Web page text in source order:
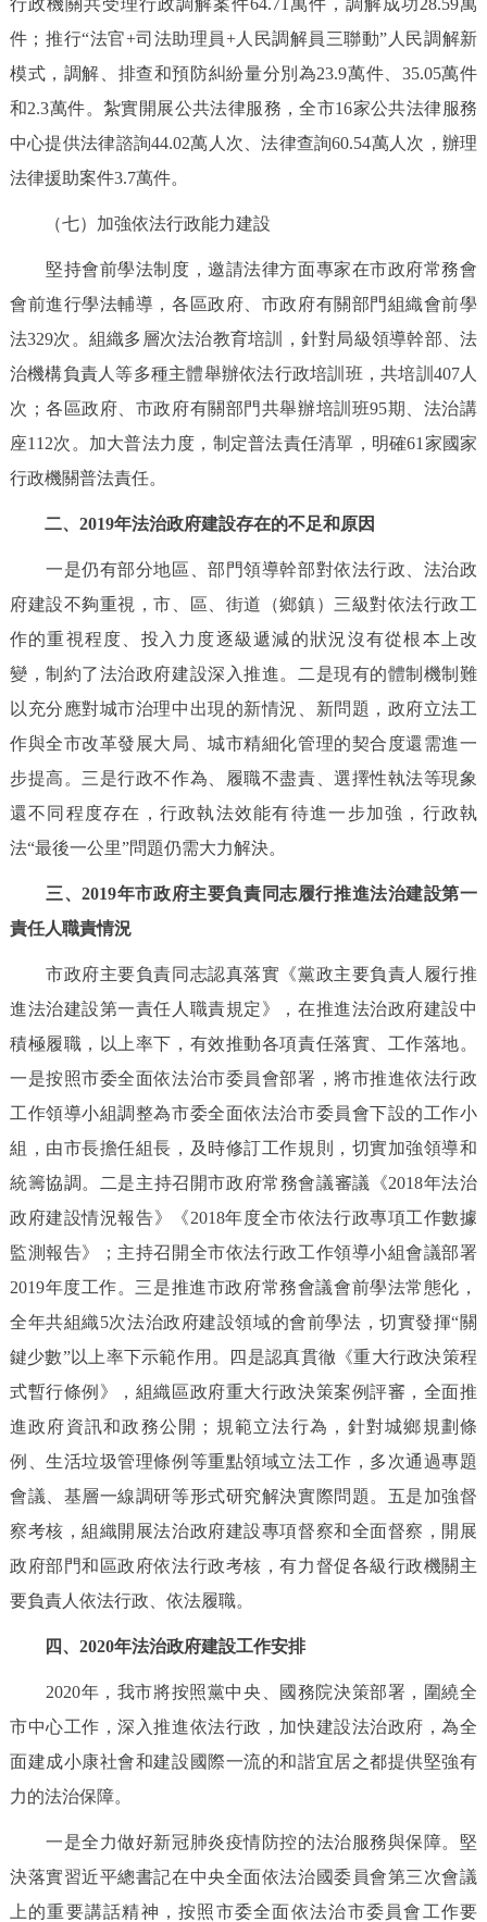
行政機關共受理行政調解案件64.71萬件，調解成功28.59萬
件；推行“法官+司法助理員+人民調解員三聯動”人民調解新
模式，調解、排查和預防糾紛量分別為23.9萬件、35.05萬件
和2.3萬件。紮實開展公共法律服務，全市16家公共法律服務
中心提供法律諮詢44.02萬人次、法律查詢60.54萬人次，辦理
法律援助案件3.7萬件。
（七）加強依法行政能力建設
堅持會前學法制度，邀請法律方面專家在市政府常務會
會前進行學法輔導，各區政府、市政府有關部門組織會前學
法329次。組織多層次法治教育培訓，針對局級領導幹部、法
治機構負責人等多種主體舉辦依法行政培訓班，共培訓407人
次；各區政府、市政府有關部門共舉辦培訓班95期、法治講
座112次。加大普法力度，制定普法責任清單，明確61家國家
行政機關普法責任。
二、2019年法治政府建設存在的不足和原因
一是仍有部分地區、部門領導幹部對依法行政、法治政
府建設不夠重視，市、區、街道（鄉鎮）三級對依法行政工
作的重視程度、投入力度逐級遞減的狀況沒有從根本上改
變，制約了法治政府建設深入推進。二是現有的體制機制難
以充分應對城市治理中出現的新情況、新問題，政府立法工
作與全市改革發展大局、城市精細化管理的契合度還需進一
步提高。三是行政不作為、履職不盡責、選擇性執法等現象
還不同程度存在，行政執法效能有待進一步加強，行政執
法“最後一公里”問題仍需大力解決。
三、2019年市政府主要負責同志履行推進法治建設第一
責任人職責情況
市政府主要負責同志認真落實《黨政主要負責人履行推
進法治建設第一責任人職責規定》，在推進法治政府建設中
積極履職，以上率下，有效推動各項責任落實、工作落地。
一是按照市委全面依法治市委員會部署，將市推進依法行政
工作領導小組調整為市委全面依法治市委員會下設的工作小
組，由市長擔任組長，及時修訂工作規則，切實加強領導和
統籌協調。二是主持召開市政府常務會議審議《2018年法治
政府建設情況報告》《2018年度全市依法行政專項工作數據
監測報告》；主持召開全市依法行政工作領導小組會議部署
2019年度工作。三是推進市政府常務會議會前學法常態化，
全年共組織5次法治政府建設領域的會前學法，切實發揮“關
鍵少數”以上率下示範作用。四是認真貫徹《重大行政決策程
式暫行條例》，組織區政府重大行政決策案例評審，全面推
進政府資訊和政務公開；規範立法行為，針對城鄉規劃條
例、生活垃圾管理條例等重點領域立法工作，多次通過專題
會議、基層一線調研等形式研究解決實際問題。五是加強督
察考核，組織開展法治政府建設專項督察和全面督察，開展
政府部門和區政府依法行政考核，有力督促各級行政機關主
要負責人依法行政、依法履職。
四、2020年法治政府建設工作安排
2020年，我市將按照黨中央、國務院決策部署，圍繞全
市中心工作，深入推進依法行政，加快建設法治政府，為全
面建成小康社會和建設國際一流的和諧宜居之都提供堅強有
力的法治保障。
一是全力做好新冠肺炎疫情防控的法治服務與保障。堅
決落實習近平總書記在中央全面依法治國委員會第三次會議
上的重要講話精神，按照市委全面依法治市委員會工作要